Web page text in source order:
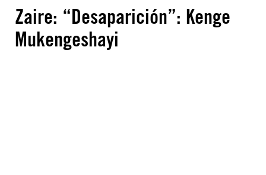
Zaire: “Desaparición”: Kenge
Mukengeshayi